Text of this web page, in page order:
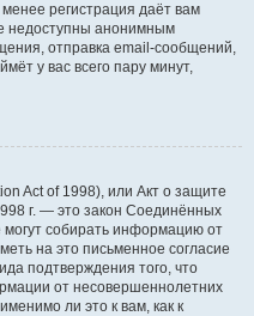
регистрация даёт вам
недоступны анонимным
отправка email-сообщений,
у вас всего пару минут,
Act of 1998), или Акт о защите
г. — это закон Соединённых
собирать информацию от
на это письменное согласие
подтверждения того, что
от несовершеннолетних
ли это к вам, как к